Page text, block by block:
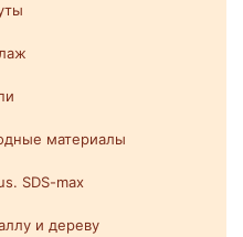
материалы
SDS-max
и дереву